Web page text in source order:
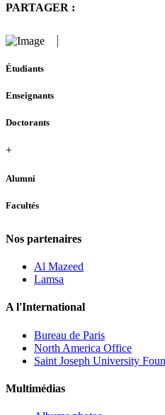
PARTAGER :
Étudiants
Enseignants
Doctorants
+
Alumni
Facultés
Nos partenaires
Al Mazeed
Lamsa
A l'International
Bureau de Paris
North America Office
Saint Joseph University
Multimédias